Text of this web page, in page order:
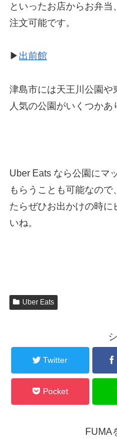
といったお店からお弁
注文可能です。
▶︎ 出前館
津島市には天王川公園や
人気の公園がいくつかあ
Uber Eats なら公園にマ
もらうことも可能なの
たらぜひお出かけの時に
いね。
Uber Eats
Twitter
Pocket
FUMA